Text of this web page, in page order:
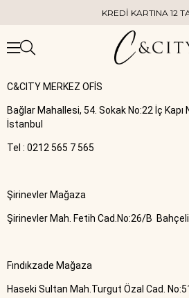
KREDİ KARTINA 12
C&CITY MERKEZ OFİS
Bağlar Mahallesi, 54. Sokak No:22 İç Kapı
İstanbul
Tel : 0212 565 7 565
Şirinevler Mağaza
Şirinevler Mah. Fetih Cad.No:26/B
Fındıkzade Mağaza
Haseki Sultan Mah.Turgut Özal Cad.